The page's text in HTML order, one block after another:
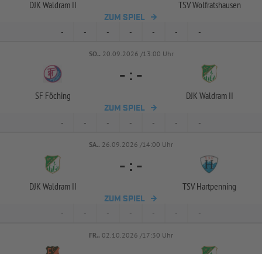
DJK Waldram II TSV Wolfratshausen
ZUM SPIEL
- - - - - - -
SO.. 20.09.2026 /13:00 Uhr
SF Föching
- : -
DJK Waldram II
ZUM SPIEL
- - - - - - -
SA.. 26.09.2026 /14:00 Uhr
DJK Waldram II
- : -
TSV Hartpenning
ZUM SPIEL
- - - - - - -
FR.. 02.10.2026 /17:30 Uhr